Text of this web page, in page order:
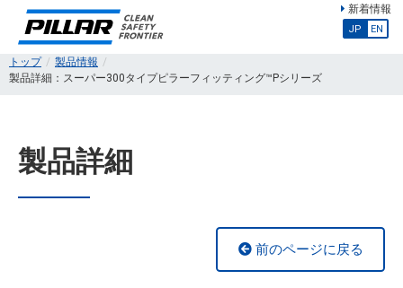
新着情報
JP EN
トップ
製品情報
製品詳細：スーパー300タイプピラーフィッティング™Pシリーズ
製品詳細
前のページに戻る